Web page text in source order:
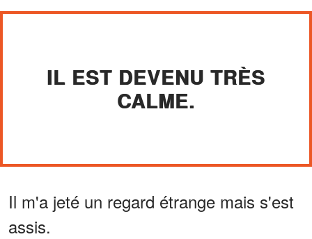
IL EST DEVENU TRÈS
CALME.
Il m'a jeté un regard étrange mais s'est
assis.